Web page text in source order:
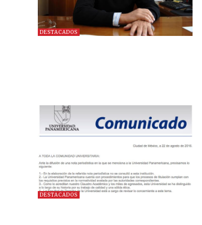
DESTACADOS
DESTACADOS